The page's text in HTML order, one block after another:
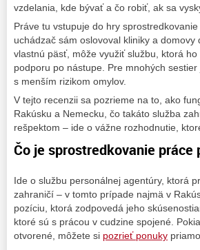
vzdelania, kde bývať a čo robiť, ak sa
Práve tu vstupuje do hry
uchádzač sám oslovoval kliniky a
vlastnú päsť, môže využiť službu, ktorá
podporu po nástupe. Pre mnohých
s menším rizikom omylov.
V tejto recenzii sa pozrieme na to, ako
Rakúsku a Nemecku, čo takáto služba
rešpektom – ide o vážne rozhodnutie,
Čo je sprostredkovanie
Ide o službu personálnej agentúry, ktorá
zahraničí – v tomto prípade najmä v
pozíciu, ktorá zodpovedá jeho
ktoré sú s prácou v cudzine spojené.
otvorené, môžete si pozrieť ponuky